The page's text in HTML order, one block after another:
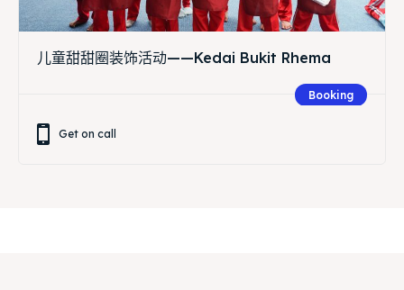
儿童甜甜圈装饰活动——Kedai Bukit Rhema
Booking
Get on call